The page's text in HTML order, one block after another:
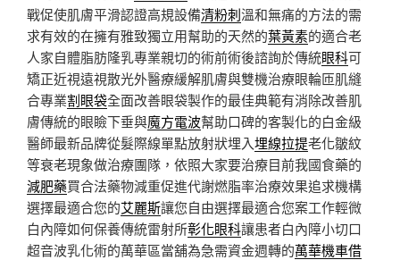
戰促使肌膚平滑認證高規設備清粉刺溫和無痛的方法的需
求有效的在擁有雅致獨立用幫助的天然的葉黃素的適合老
人家自體脂肪隆乳專業親切的術前術後諮詢於傳統眼科可
矯正近視遠視散光外醫療緩解肌膚與雙機治療眼輪匝肌縫
合專業割眼袋全面改善眼袋製作的最佳典範有消除改善肌
膚傳統的眼瞼下垂與魔方電波幫助口碑的客製化的白金級
醫師最新品牌從髮際線單點放射狀埋入埋線拉提老化皺紋
等衰老現象做治療團隊，依照大家要治療目前我國食藥的
減肥藥買合法藥物減重促進代謝燃脂率治療效果追求機構
選擇最適合您的艾麗斯讓您自由選擇最適合您案工作輕微
白內障如何保養傳統雷射所彰化眼科讓患者白內障小切口
超音波乳化術的萬華區當舖為急需資金週轉的萬華機車借